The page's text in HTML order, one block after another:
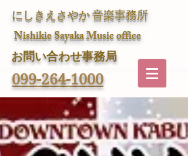
にしきえさやか 音楽事務所
Nishikie Sayaka Music office
​お問い合わせ事務局
099-264-1000